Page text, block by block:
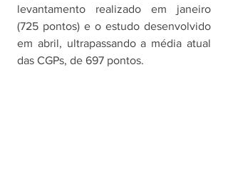
levantamento realizado em janeiro
(725 pontos) e o estudo desenvolvido
em abril, ultrapassando a média atual
das CGPs, de 697 pontos.